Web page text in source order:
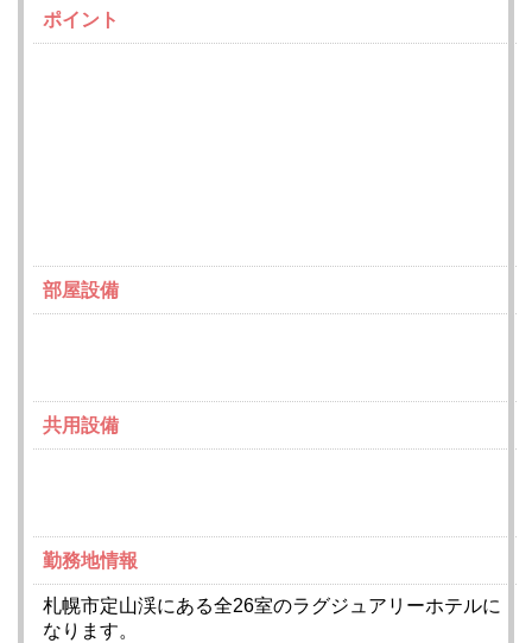
ポイント
部屋設備
共用設備
勤務地情報
札幌市定山渓にある全26室のラグジュアリーホテルに
なります。